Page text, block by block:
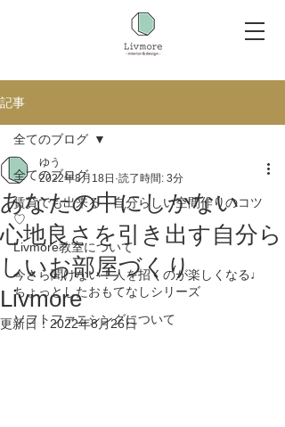
記事
全てのブログ
賃貸でも出来る！自分らしい空間作りのコツ
♡
Livmore教室について
今さら聞けない！人を招くのが楽しくなる♩
ちょっとしたおもてなしシリーズ
ソフトファニシングについて
全てのブログ
あなたの中にしかない
心地良さを引き出す自分ら
しいお部屋づくり
Livmore
ゆう
2022年8月18日 読了時間: 3分
更新日：2022年8月26日